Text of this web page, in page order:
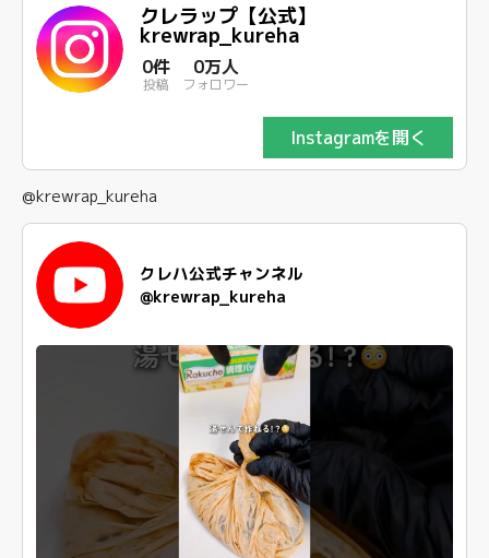
クレラップ【公式】
krewrap_kureha
0件
投稿
0万人
フォロワー
Instagramを開く
@krewrap_kureha
クレハ公式チャンネル
@krewrap_kureha